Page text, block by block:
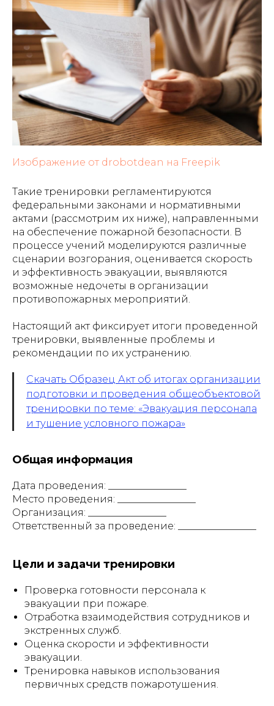
Изображение от drobotdean на Freepik
Такие тренировки регламентируются
федеральными законами и нормативными
актами (рассмотрим их ниже), направленными
на обеспечение пожарной безопасности. В
процессе учений моделируются различные
сценарии возгорания, оценивается скорость
и эффективность эвакуации, выявляются
возможные недочеты в организации
противопожарных мероприятий.
Настоящий акт фиксирует итоги проведенной
тренировки, выявленные проблемы и
рекомендации по их устранению.
Скачать Образец Акт об итогах организации
подготовки и проведения общеобъектовой
тренировки по теме: «Эвакуация персонала
и тушение условного пожара»
Общая информация
Дата проведения: ________________
Место проведения: ________________
Организация: ________________
Ответственный за проведение: ________________
Цели и задачи тренировки
Проверка готовности персонала к
эвакуации при пожаре.
Отработка взаимодействия сотрудников и
экстренных служб.
Оценка скорости и эффективности
эвакуации.
Тренировка навыков использования
первичных средств пожаротушения.